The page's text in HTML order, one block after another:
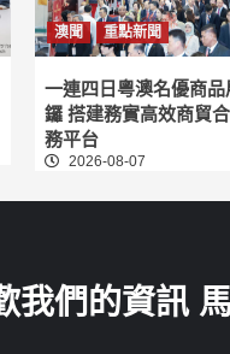
澳聞 重點新聞
一連四日粵澳名優商品
鑼 搭建務實高效商貿
務平台
2026-08-07
我們的資訊